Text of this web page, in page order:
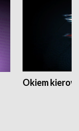
Okiem